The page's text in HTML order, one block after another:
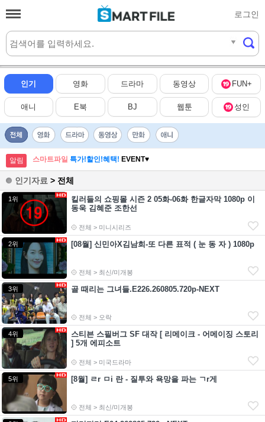
로그인
실시간HOT
인기 영화 드라마 동영상 FUN+
애니 E북 BJ 웹툰 성인
알림 스마트파일 특가!할인!혜택! EVENT♥
인기자료 > 전체
1위
킬러들의 쇼핑몰 시즌 2 05화-06화 한글자막 1080p 이
동욱 김혜준 조한선
전체 > 미니시리즈
2위 [08월] 신민아X김남희-또 다른 표적 ( 눈 동 자 ) 1080p
전체 > 최신/미개봉
3위 골 때리는 그녀들.E226.260805.720p-NEXT
전체 > 오락
4위
스티븐 스필버그 SF 대작 [ 리메이크 - 어메이징 스토리
] 5개 에피소트
전체 > 미국드라마
5위 [8월] ㄹr ㅁi 란 - 질투와 욕망을 파는 ㄱr게
전체 > 최신/미개봉